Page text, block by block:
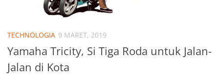
TECHNOLOGIA 9 MARET, 2019
Yamaha Tricity, Si Tiga Roda untuk Jalan-
Jalan di Kota